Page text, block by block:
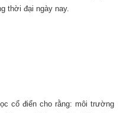
thời đại ngày nay.
cổ điển cho rằng: môi trường